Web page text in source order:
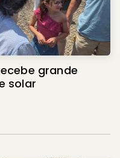
grande
solar